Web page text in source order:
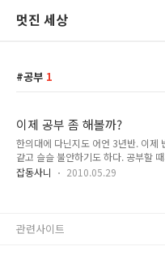
멋진 세상
공부 1
이제 공부 좀 해볼까?
한의대에 다닌지도 어언 3년반. 이제
같고 슬슬 불안하기도 하다. 공부할
에서 이것저것 듣는 것은 많지만 포대
니다. 그 속에는 어떤 과정이 있을까
잡동사니 2010.05.29
관련사이트